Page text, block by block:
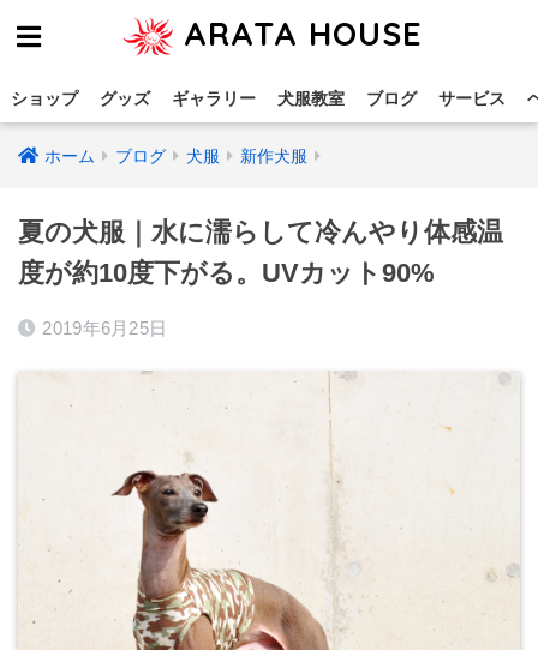
ARATA HOUSE
ショップ グッズ ギャラリー 犬服教室 ブログ サービス
ホーム ブログ 犬服 新作犬服
夏の犬服｜水に濡らして冷んやり体感温
度が約10度下がる。UVカット90%
2019年6月25日